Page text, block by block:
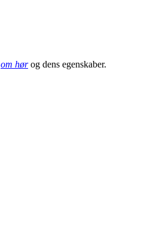
om hørog dens egenskaber.